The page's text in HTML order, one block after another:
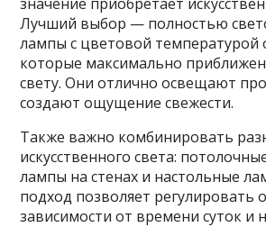
Лучший выбор — полностью
лампы с цветовой температурой
которые максимально
свету. Они отлично освещают
создают ощущение свежести.
Также важно комбинировать
искусственного света:
лампы на стенах и настольные
подход позволяет регулировать
зависимости от времени суток и